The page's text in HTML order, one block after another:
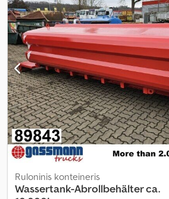
Ruloninis konteineris
Wassertank-Abrollbehälter ca.